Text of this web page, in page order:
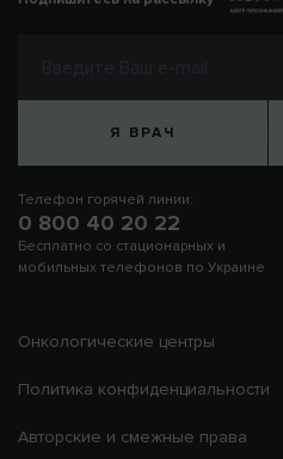
Я ВРАЧ
Телефон горячей линии:
0 800 40 20 22
Бесплатно со стационарных и
мобильных телефонов по Украине
Онкологические центры
Политика конфиденциальности
Авторские и смежные права